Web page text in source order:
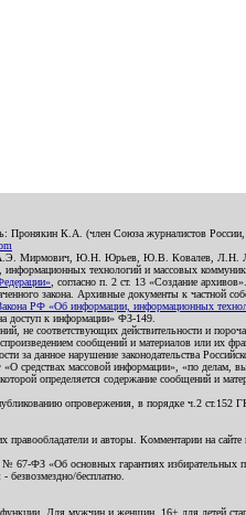
Пронякин К.А. (член Союза журналистов
А.Э. Мирмович, Ю.Н. Юрьев, Ю.В.
технологий и массовых
, согласно п. 2 ст. 13 «Создание
закона. Архивные документы к частной
РФ «Об информации, информационных
доступ к информации» ФЗ-149.
не соответствующих действительности и
сообщений и материалов или их
за данное нарушение законодательства
массовой информации», «по делам,
определяется содержание сообщений и
опровержения, в порядке ч.2 ст.152
правообладатели и авторы. Комментарии на
ФЗ «Об основных гарантиях избирательных
бесплатно.
функции. Для мужчин и женщин. 16+ для детей